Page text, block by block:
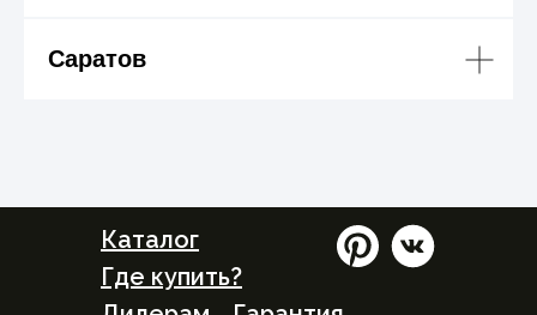
Саратов
Каталог
Где купить?